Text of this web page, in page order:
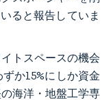
ると報告していま
トスペースの機会
か15%にしか資金
海洋・地盤工学専